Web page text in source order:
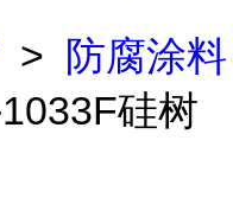
>
防腐涂料
硅树